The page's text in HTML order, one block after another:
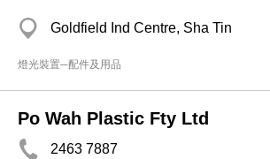
Goldfield Ind Centre, Sha Tin
燈光裝置─配件及用品
Po Wah Plastic Fty Ltd
2463 7887